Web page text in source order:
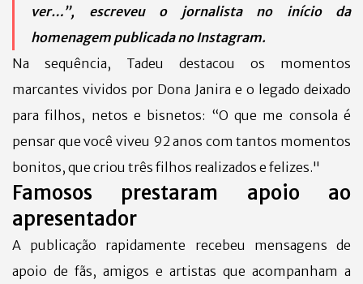
ver…”, escreveu o jornalista no início da
homenagem publicada no Instagram.
Na sequência, Tadeu destacou os momentos
marcantes vividos por Dona Janira e o legado deixado
para filhos, netos e bisnetos: “O que me consola é
pensar que você viveu 92 anos com tantos momentos
bonitos, que criou três filhos realizados e felizes."
Famosos prestaram apoio ao
apresentador
A publicação rapidamente recebeu mensagens de
apoio de fãs, amigos e artistas que acompanham a